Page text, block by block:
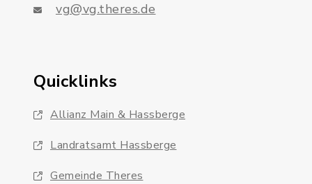
vg@vg.theres.de
Quicklinks
Allianz Main & Hassberge
Landratsamt Hassberge
Gemeinde Theres